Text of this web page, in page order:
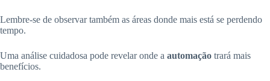
Lembre-se de observar também as áreas donde mais está se perdendo
tempo.
Uma análise cuidadosa pode revelar onde a automação trará mais
benefícios.